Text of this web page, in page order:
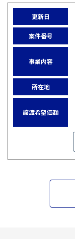
更新日
案件番号
事業内容
所在地
譲渡希望価額